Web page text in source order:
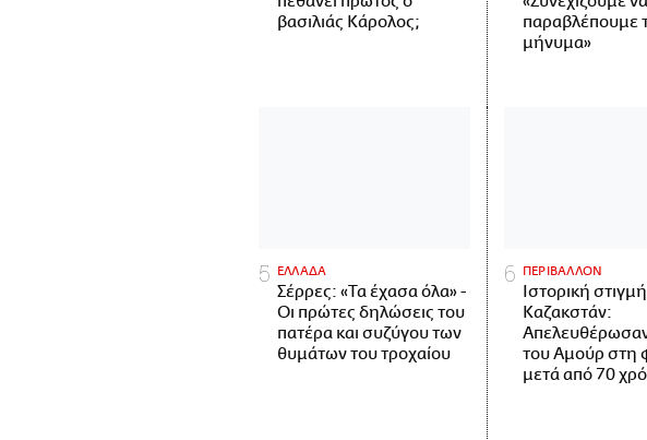
βασιλιάς Κάρολος;
παραβλέπουμε
μήνυμα»
ΕΛΛΑΔΑ
Σέρρες: «Τα έχασα όλα» -
Οι πρώτες δηλώσεις του
πατέρα και συζύγου των
θυμάτων του τροχαίου
ΠΕΡΙΒΑΛΛΟΝ
Ιστορική
Καζακστάν:
Απελευθέρωσαν
του Αμούρ στη
μετά από 70